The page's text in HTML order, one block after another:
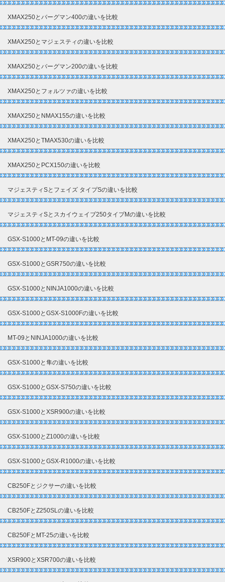
XMAX250とバーグマン400の違いを比較
XMAX250とマジェスティの違いを比較
XMAX250とバーグマン200の違いを比較
XMAX250とフォルツァの違いを比較
XMAX250とNMAX155の違いを比較
XMAX250とTMAX530の違いを比較
XMAX250とPCX150の違いを比較
マジェスティSとフェイズ タイプSの違いを比較
マジェスティSとスカイウェイブ250タイプMの違いを比較
GSX-S1000とMT-09の違いを比較
GSX-S1000とGSR750の違いを比較
GSX-S1000とNINJA1000の違いを比較
GSX-S1000とGSX-S1000Fの違いを比較
MT-09とNINJA1000の違いを比較
GSX-S1000と隼の違いを比較
GSX-S1000とGSX-S750の違いを比較
GSX-S1000とXSR900の違いを比較
GSX-S1000とZ1000の違いを比較
GSX-S1000とGSX-R1000の違いを比較
CB250Fとジクサーの違いを比較
CB250FとZ250SLの違いを比較
CB250FとMT-25の違いを比較
XSR900とXSR700の違いを比較